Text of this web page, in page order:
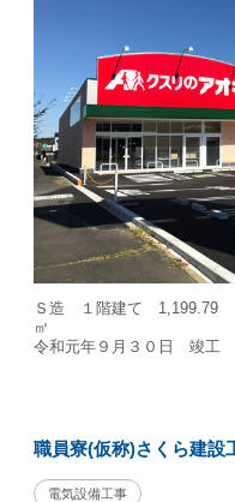
Ｓ造 １階建て 1,199.79
令和元年９月３０日 竣工
職員寮(仮称)さくら建設
電気設備工事